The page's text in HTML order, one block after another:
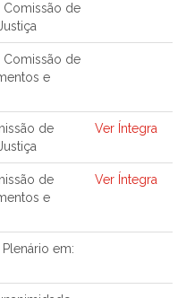
Comissão de
Comissão de
e
de
Ver Íntegra
de
e
Ver Íntegra
em: